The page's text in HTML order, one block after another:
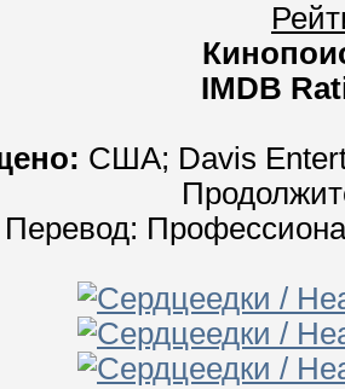
IMDB
США; Davis
Перевод: